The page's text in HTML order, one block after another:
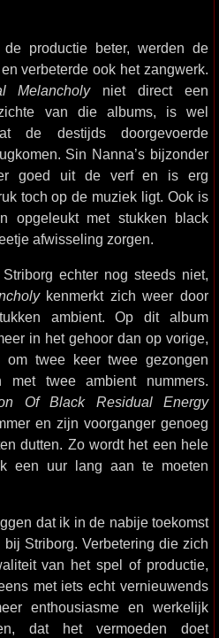
productie beter, werden de
verbeterde ook het zangwerk.
Melancholyniet direct een
van die albums, is wel
de destijds doorgevoerde
Sin Nanna’s bijzonder
goed uit de verf en is erg
toch op de muziek ligt. Ook is
opgeleukt met stukken black
afwisseling zorgen.
echter nog steeds niet,
kenmerkt zich weer door
ambient. Op dit album
in het gehoor dan op vorige,
om twee keer twee gezongen
twee ambient nummers.
Of Black Residual Energy
en zijn voorganger genoeg
dutten. Zo wordt het een hele
een uur lang aan te moeten
dat ik in de nabije toekomst
Striborg. Verbetering die zich
van het spel of productie,
met iets echt vernieuwends
enthousiasme en werkelijk
dat het vermoeden doet